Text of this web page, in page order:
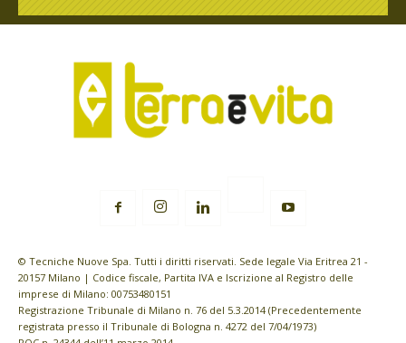
© Tecniche Nuove Spa. Tutti i diritti riservati. Sede legale Via Eritrea 21 -
20157 Milano | Codice fiscale, Partita IVA e Iscrizione al Registro delle
imprese di Milano: 00753480151
Registrazione Tribunale di Milano n. 76 del 5.3.2014 (Precedentemente
registrata presso il Tribunale di Bologna n. 4272 del 7/04/1973)